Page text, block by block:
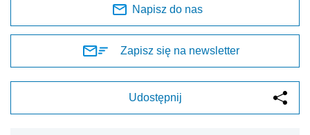
Napisz do nas
Zapisz się na newsletter
Udostępnij